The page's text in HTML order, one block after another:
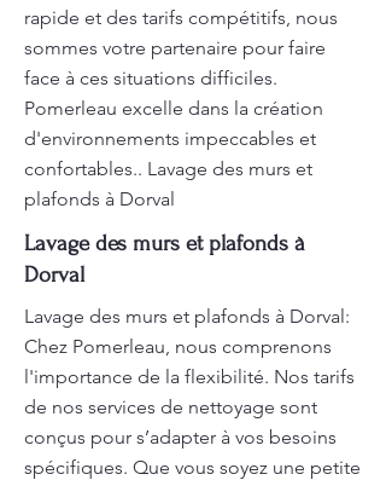
rapide et des tarifs compétitifs, nous
sommes votre partenaire pour faire
face à ces situations difficiles.
Pomerleau excelle dans la création
d'environnements impeccables et
confortables.. Lavage des murs et
plafonds à Dorval
Lavage des murs et plafonds à
Dorval
Lavage des murs et plafonds à Dorval:
Chez Pomerleau, nous comprenons
l'importance de la flexibilité. Nos tarifs
de nos services de nettoyage sont
conçus pour s’adapter à vos besoins
spécifiques. Que vous soyez une petite